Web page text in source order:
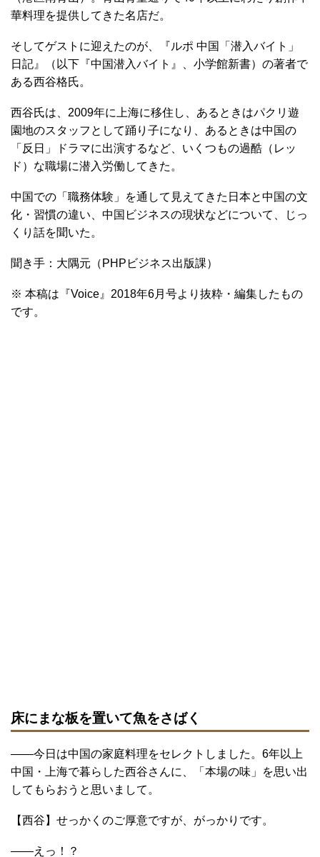
華料理を提供してきた名店だ。
そしてゲストに迎えたのが、『ルポ 中国「潜入バイト」
日記』（以下『中国潜入バイト』、小学館新書）の著者で
ある西谷格氏。
西谷氏は、2009年に上海に移住し、あるときはパクリ遊
園地のスタッフとして踊り子になり、あるときは中国の
「反日」ドラマに出演するなど、いくつもの過酷（レッ
ド）な職場に潜入労働してきた。
中国での「職務体験」を通して見えてきた日本と中国の文
化・習慣の違い、中国ビジネスの現状などについて、じっ
くり話を聞いた。
聞き手：大隅元（PHPビジネス出版課）
※ 本稿は『Voice』2018年6⽉号より抜粋・編集したもの
です。
床にまな板を置いて魚をさばく
――今日は中国の家庭料理をセレクトしました。6年以上
中国・上海で暮らした西谷さんに、「本場の味」を思い出
してもらおうと思いまして。
【西谷】せっかくのご厚意ですが、がっかりです。
――えっ！？